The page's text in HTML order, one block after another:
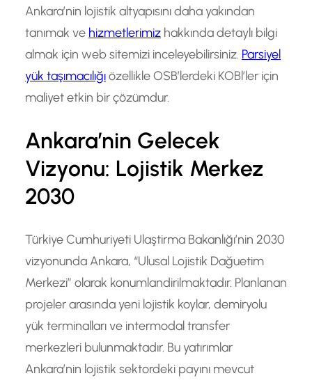
Ankara’nin lojistik altyapısını daha yakından
tanımak ve hizmetlerimiz hakkında detaylı bilgi
almak için web sitemizi inceleyebilirsiniz. Parsiyel
yük taşımacılığıözellikle OSB’lerdeki KOBl’ler için
maliyet etkin bir çözümdur.
Ankara’nin Gelecek
Vizyonu: Lojistik Merkez
2030
Türkiye Cumhuriyeti Ulaştirma Bakanlığı’nin 2030
vizyonunda Ankara, “Ulusal Lojistik Dağuetim
Merkezi” olarak konumlandirilmaktadır. Planlanan
projeler arasında yeni lojistik koylar, demiryolu
yük terminalları ve intermodal transfer
merkezleri bulunmaktadır. Bu yatırımlar
Ankara’nin lojistik sektordeki payını mevcut